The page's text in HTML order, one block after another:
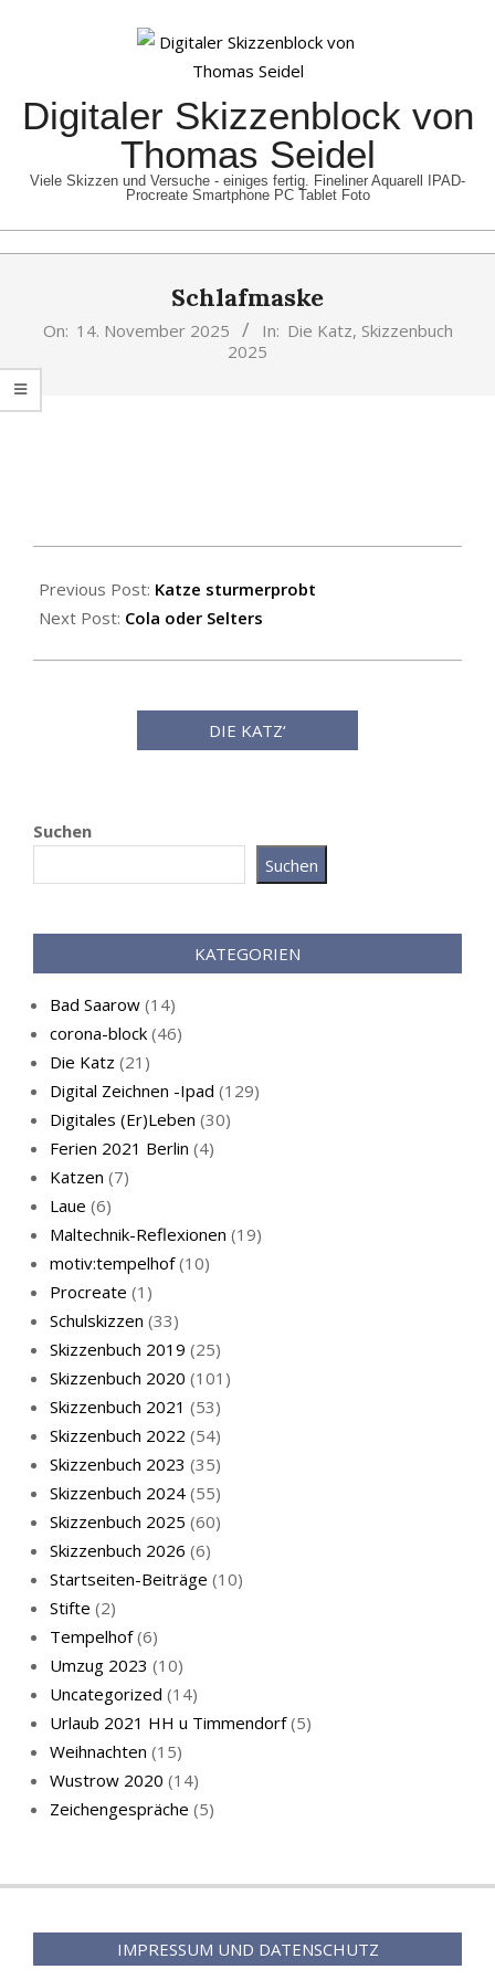
Digitaler Skizzenblock von
Thomas Seidel
Viele Skizzen und Versuche - einiges fertig. Fineliner Aquarell IPAD-
Procreate Smartphone PC Tablet Foto
Schlafmaske
On: 14. November 2025 In: Die Katz, Skizzenbuch
2025
11-
14
Previous Post: Katze sturmerprobt
Next Post: Cola oder Selters
DIE KATZ‘
Live-Cat
Katze sturmerprobt
KatzenFenster
Suchen
Suchen
KATEGORIEN
Bad Saarow (14)
corona-block (46)
Die Katz (21)
Digital Zeichnen -Ipad (129)
Digitales (Er)Leben (30)
Ferien 2021 Berlin (4)
Katzen (7)
Laue (6)
Maltechnik-Reflexionen (19)
motiv:tempelhof(10)
Procreate (1)
Schulskizzen (33)
Skizzenbuch 2019 (25)
Skizzenbuch 2020 (101)
Skizzenbuch 2021 (53)
Skizzenbuch 2022 (54)
Skizzenbuch 2023 (35)
Skizzenbuch 2024 (55)
Skizzenbuch 2025 (60)
Skizzenbuch 2026 (6)
Startseiten-Beiträge (10)
Stifte (2)
Tempelhof(6)
Umzug 2023 (10)
Uncategorized (14)
Urlaub 2021 HH u Timmendorf(5)
Weihnachten (15)
Wustrow 2020 (14)
Zeichengespräche (5)
IMPRESSUM UND DATENSCHUTZ